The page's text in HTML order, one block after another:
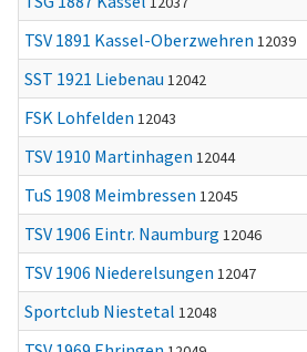
TSV 1891 Kassel-Oberzwehren 12039
SST 1921 Liebenau 12042
FSK Lohfelden 12043
TSV 1910 Martinhagen 12044
TuS 1908 Meimbressen 12045
TSV 1906 Eintr. Naumburg 12046
TSV 1906 Niederelsungen 12047
Sportclub Niestetal 12048